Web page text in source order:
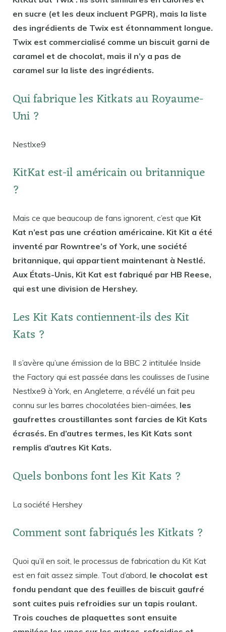
en sucre (et les deux incluent PGPR), mais la liste
des ingrédients de Twix est étonnamment longue.
Twix est commercialisé comme un biscuit garni de
caramel et de chocolat, mais il n’y a pas de
caramel sur la liste des ingrédients.
Qui fabrique les Kitkats au Royaume-
Uni ?
Nestlxe9
KitKat est-il américain ou britannique
?
Mais ce que beaucoup de fans ignorent, c’est que Kit
Kat n’est pas une création américaine. Kit Kit a été
inventé par Rowntree’s of York, une société
britannique, qui appartient maintenant à Nestlé.
Aux États-Unis, Kit Kat est fabriqué par HB Reese,
qui est une division de Hershey.
Les Kit Kats contiennent-ils des Kit
Kats ?
Il s’avère qu’une émission de la BBC 2 intitulée Inside
the Factory qui est passée dans les coulisses de l’usine
Nestlxe9 à York, en Angleterre, a révélé un fait peu
connu sur les barres chocolatées bien-aimées, les
gaufrettes croustillantes sont farcies de Kit Kats
écrasés. En d’autres termes, les Kit Kats sont
remplis d’autres Kit Kats.
Quels bonbons font les Kit Kats ?
La société Hershey
Comment sont fabriqués les Kitkats ?
Quoi qu’il en soit, le processus de fabrication du Kit Kat
est en fait assez simple. Tout d’abord, le chocolat est
fondu pendant que des feuilles de biscuit gaufré
sont cuites puis refroidies sur un tapis roulant.
Trois couches de plaquettes sont ensuite